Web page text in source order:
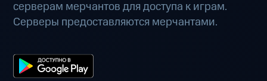
серверам мерчантов для доступа к играм.
Серверы предоставляются мерчантами.